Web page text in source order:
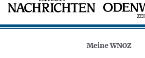
Meine WNOZ